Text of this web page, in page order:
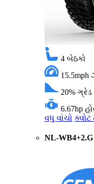
4 બેઠકો
15.5mph
20% ગ્રેડ
6.67hp
વધુ વાંચો ક્વોટ
NL-